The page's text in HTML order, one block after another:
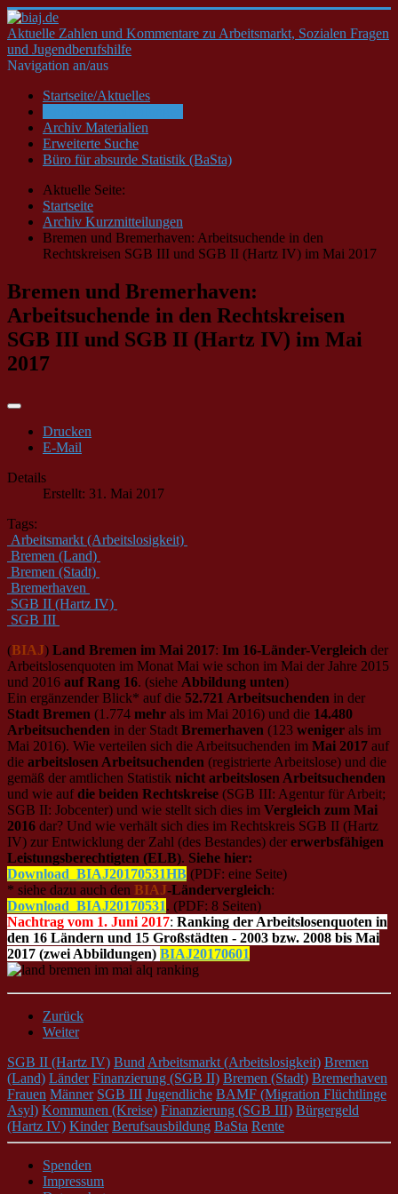
Aktuelle Zahlen und Kommentare zu Arbeitsmarkt, Sozialen Fragen
und Jugendberufshilfe
Navigation an/aus
Startseite/Aktuelles
Archiv Materialien
Erweiterte Suche
Büro für absurde Statistik (BaSta)
Aktuelle Seite:
Startseite
Archiv Kurzmitteilungen
Bremen und Bremerhaven: Arbeitsuchende in den
Rechtskreisen SGB III und SGB II (Hartz IV) im Mai 2017
Bremen und Bremerhaven:
Arbeitsuchende in den Rechtskreisen
SGB III und SGB II (Hartz IV) im Mai
2017
Drucken
E-Mail
Details
Erstellt: 31. Mai 2017
Tags:
Arbeitsmarkt (Arbeitslosigkeit)
Bremen (Land)
Bremen (Stadt)
Bremerhaven
SGB II (Hartz IV)
SGB III
(BIAJ) Land Bremen im Mai 2017: Im 16-Länder-Vergleich der
Arbeitslosenquoten im Monat Mai wie schon im Mai der Jahre 2015
und 2016 auf Rang 16. (siehe Abbildung unten)
Ein ergänzender Blick* auf die 52.721 Arbeitsuchenden in der
Stadt Bremen (1.774 mehr als im Mai 2016) und die 14.480
Arbeitsuchenden in der Stadt Bremerhaven (123 weniger als im
Mai 2016). Wie verteilen sich die Arbeitsuchenden im Mai 2017 auf
die arbeitslosen Arbeitsuchenden (registrierte Arbeitslose) und die
gemäß der amtlichen Statistik nicht arbeitslosen Arbeitsuchenden
und wie aufdie beiden Rechtskreise (SGB III: Agentur für Arbeit;
SGB II: Jobcenter) und wie stellt sich dies im Vergleich zum Mai
2016 dar? Und wie verhält sich dies im Rechtskreis SGB II (Hartz
IV) zur Entwicklung der Zahl (des Bestandes) der erwerbsfähigen
Leistungsberechtigten (ELB). Siehe hier:
Download_BIAJ20170531HB (PDF: eine Seite)
* siehe dazu auch den BIAJ-Ländervergleich:
Download_BIAJ20170531. (PDF: 8 Seiten)
Nachtrag vom 1. Juni 2017: Ranking der Arbeitslosenquoten in
den 16 Ländern und 15 Großstädten - 2003 bzw. 2008 bis Mai
2017 (zwei Abbildungen) BIAJ20170601
Zurück
Weiter
SGB II (Hartz IV) Bund Arbeitsmarkt (Arbeitslosigkeit) Bremen
(Land) Länder Finanzierung (SGB II) Bremen (Stadt) Bremerhaven
Frauen Männer SGB III Jugendliche BAMF (Migration Flüchtlinge
Asyl) Kommunen (Kreise) Finanzierung (SGB III) Bürgergeld
(Hartz IV) Kinder Berufsausbildung BaSta Rente
Spenden
Impressum